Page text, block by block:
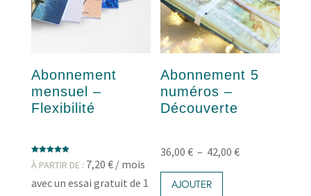
Abonnement
mensuel –
Flexibilité
Note
5.00
À PARTIR DE : 7,20 € / mois
avec un essai gratuit de 1
Abonnement 5
numéros –
Découverte
36,00€ – 42,00€Plage
AJOUTER